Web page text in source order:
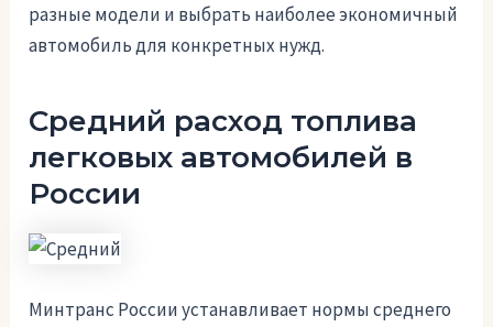
разные модели и выбрать наиболее экономичный
автомобиль для конкретных нужд.
Средний расход топлива
легковых автомобилей в
России
Минтранс России устанавливает нормы среднего